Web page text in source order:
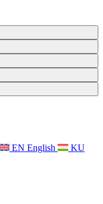
przez rodzinę
związanych ze
EN English
KU